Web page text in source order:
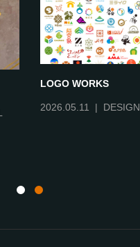
LOGO WORKS
2026.05.11 DESIGN